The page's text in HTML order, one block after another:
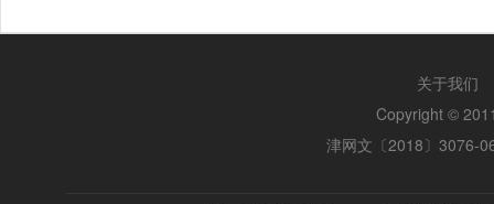
关于我们
Copyright ©
津网文〔2018〕3076-